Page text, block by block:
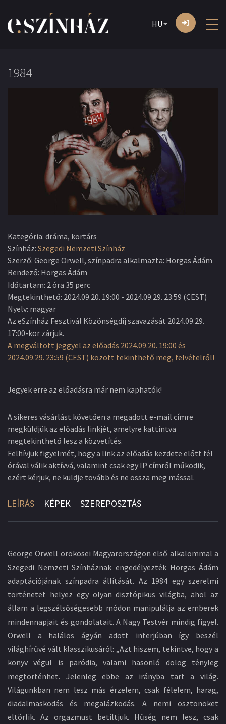
HU
1984
Kategória: dráma, kortárs
Színház: Szegedi Nemzeti Színház
Szerző: George Orwell, színpadra alkalmazta: Horgas Ádám
Rendező: Horgas Ádám
Időtartam: 2 óra 35 perc
Megtekinthető: 2024.09.20. 19:00 - 2024.09.29. 23:59 (CEST)
Nyelv: magyar
Az eSzínház Fesztivál Közönségdíj szavazását 2024.09.29.
17:00-kor zárjuk.
A megváltott jeggyel az előadás 2024.09.20. 19:00 és
2024.09.29. 23:59 (CEST) között tekinthető meg, felvételről!
Jegyek erre az előadásra már nem kaphatók!
A sikeres vásárlást követően a megadott e-mail címre
megküldjük az előadás linkjét, amelyre kattintva
megtekinthető lesz a közvetítés.
Felhívjuk figyelmét, hogy a link az előadás kezdete előtt fél
órával válik aktívvá, valamint csak egy IP címről működik,
ezért kérjük, ne küldje tovább és ne ossza meg mással.
LEÍRÁS KÉPEK SZEREPOSZTÁS
George Orwell örökösei Magyarországon első alkalommal a
Szegedi Nemzeti Színháznak engedélyezték Horgas Ádám
adaptációjának színpadra állítását. Az 1984 egy szerelmi
történetet helyez egy olyan disztópikus világba, ahol az
állam a legszélsőségesebb módon manipulálja az emberek
mindennapjait és gondolatait. A Nagy Testvér mindig figyel.
Orwell a halálos ágyán adott interjúban így beszél
világhírűvé vált klasszikusáról: „Azt hiszem, tekintve, hogy a
könyv végül is paródia, valami hasonló dolog tényleg
megtörténhet. Jelenleg ebbe az irányba tart a világ.
Világunkban nem lesz más érzelem, csak félelem, harag,
diadalmaskodás és megalázkodás. A nemi ösztönöket
eltörlik. Az orgazmust betiltjuk. Hűség nem lesz, csak